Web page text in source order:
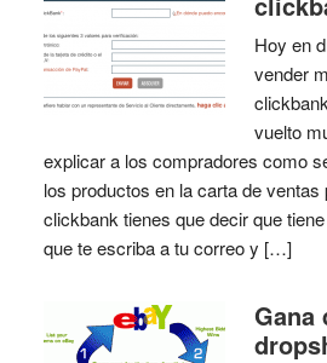
Hoy en
vender
vuelto
explicar a los compradores como
los productos en la carta de ventas
clickbank tienes que decir que
que te escriba a tu correo y […]
Gana